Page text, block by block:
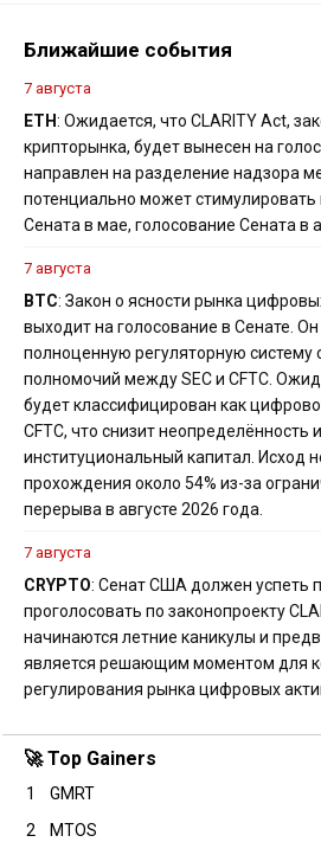
Ближайшие события
7 августа
ETH: Ожидается, что CLARITY Act,
крипторынка, будет вынесен на
направлен на разделение надзора
потенциально может стимулировать
Сената в мае, голосование Сената в
7 августа
BTC: Закон о ясности рынка
выходит на голосование в Сенате.
полноценную регуляторную систему
полномочий между SEC и CFTC.
будет классифицирован как
CFTC, что снизит неопределённость
институциональный капитал. Исход
прохождения около 54% из-за
перерыва в августе 2026 года.
7 августа
CRYPTO: Сенат США должен успеть
проголосовать по законопроекту
начинаются летние каникулы и
является решающим моментом для
регулирования рынка цифровых
🚀 Top Gainers
1 GMRT
2
MTOS